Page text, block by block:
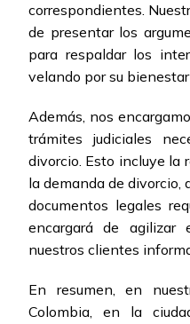
correspondientes.
de presentar los
para respaldar los
velando por su
Además, nos
trámites judiciales
divorcio. Esto incluye la
la demanda de divorcio,
documentos legales
encargará de
nuestros clientes
En resumen, en
Colombia, en la